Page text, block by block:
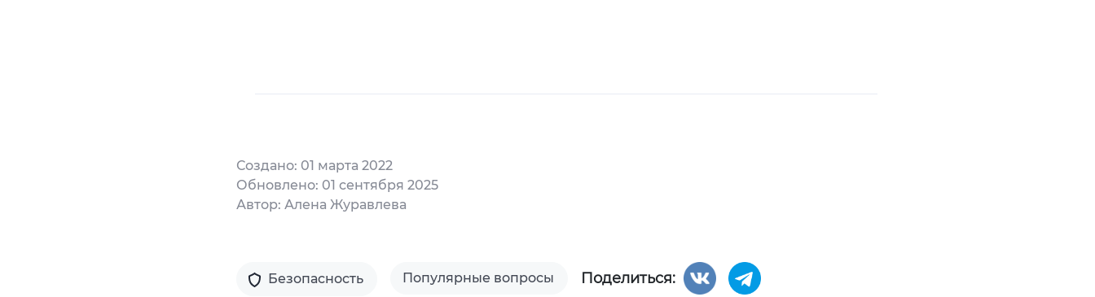
Создано: 01 марта 2022
Обновлено: 01 сентября 2025
Автор: Алена Журавлева
Безопасность Популярные вопросы Поделиться: